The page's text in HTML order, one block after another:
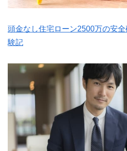
頭金なし住宅ローン2500万の安
験記